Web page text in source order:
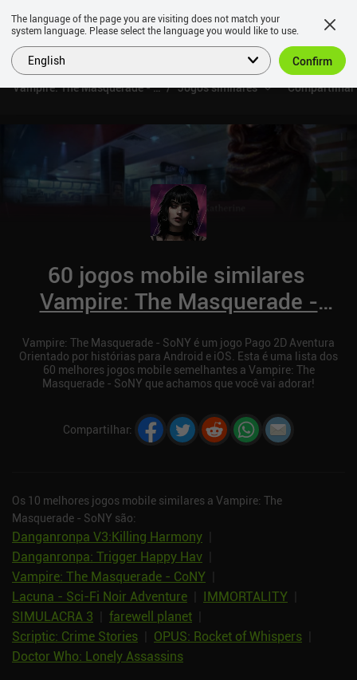
Vampire: The Masquerade - SoNYJogos similares Compartilhar
60 jogos mobile similares
Vampire: The Masquerade -
Vampire: The Masquerade - SoNY é um jogo Pago 2D Aventura
Orientado por histórias para Android e iOS. Esta é uma lista dos
60 melhores jogos mobile semelhantes a Vampire: The
Masquerade - SoNY que achamos que você vai adorar!
Compartilhar:
Os 10 melhores jogos mobile similares a Vampire: The
Masquerade - SoNY são:
Danganronpa V3:Killing Harmony
Danganronpa: Trigger Happy Hav
Vampire: The Masquerade - CoNY
Lacuna - Sci-Fi Noir Adventure
IMMORTALITY
SIMULACRA 3
farewell planet
Scriptic: Crime Stories
OPUS: Rocket of Whispers
Doctor Who: Lonely Assassins
The language of the page you are visiting does not match your
system language. Please select the language you would like to use.
English Confirm